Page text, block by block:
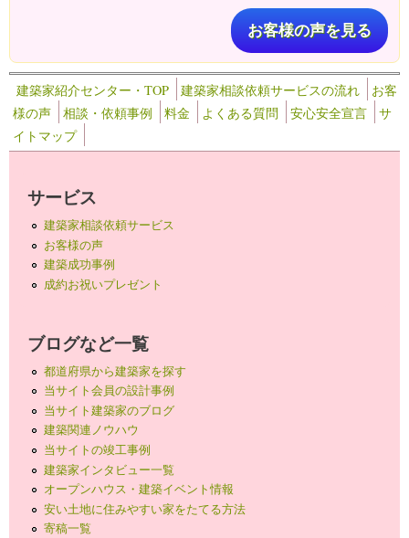
お客様の声を見る
建築家紹介センター・TOP 建築家相談依頼サービスの流れ
お客
様の声
相談・依頼事例 料金 よくある質問 安心安全宣言
サ
イトマップ
サービス
建築家相談依頼サービス
お客様の声
建築成功事例
成約お祝いプレゼント
ブログなど一覧
都道府県から建築家を探す
当サイト会員の設計事例
当サイト建築家のブログ
建築関連ノウハウ
当サイトの竣工事例
建築家インタビュー一覧
オープンハウス・建築イベント情報
安い土地に住みやすい家をたてる方法
寄稿一覧